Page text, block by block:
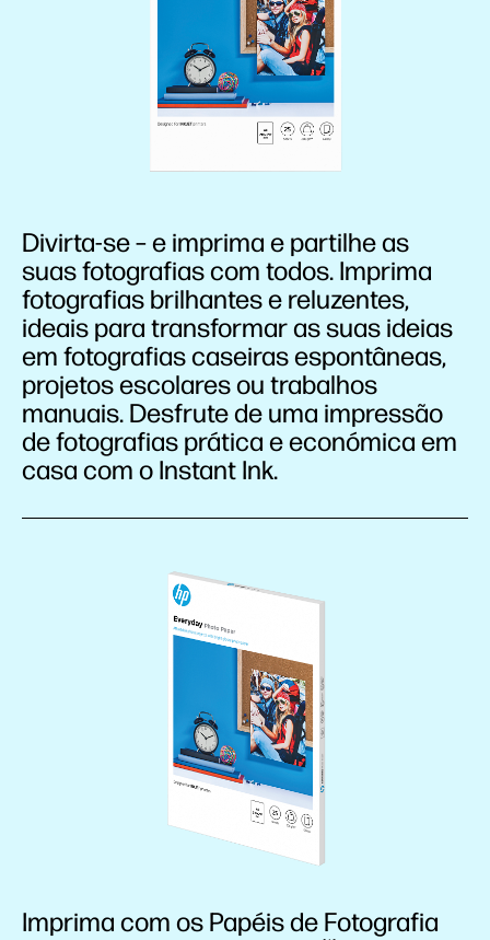
Divirta-se – e imprima e partilhe as
suas fotografias com todos. Imprima
fotografias brilhantes e reluzentes,
ideais para transformar as suas ideias
em fotografias caseiras espontâneas,
projetos escolares ou trabalhos
manuais. Desfrute de uma impressão
de fotografias prática e económica em
casa com o Instant Ink.
Imprima com os Papéis de Fotografia